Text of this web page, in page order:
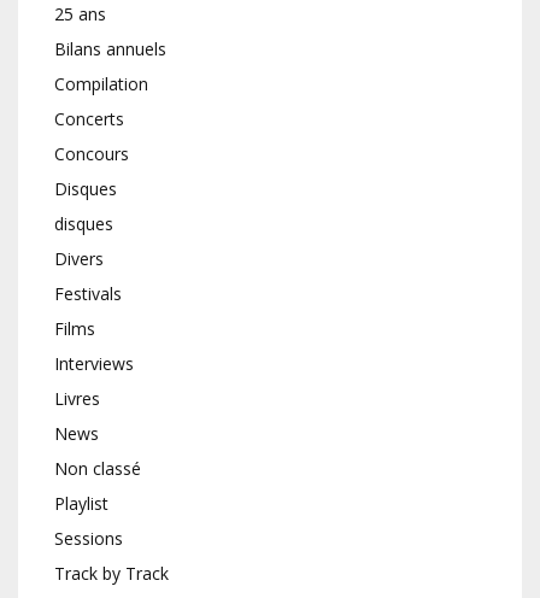
25 ans
Bilans annuels
Compilation
Concerts
Concours
Disques
disques
Divers
Festivals
Films
Interviews
Livres
News
Non classé
Playlist
Sessions
Track by Track